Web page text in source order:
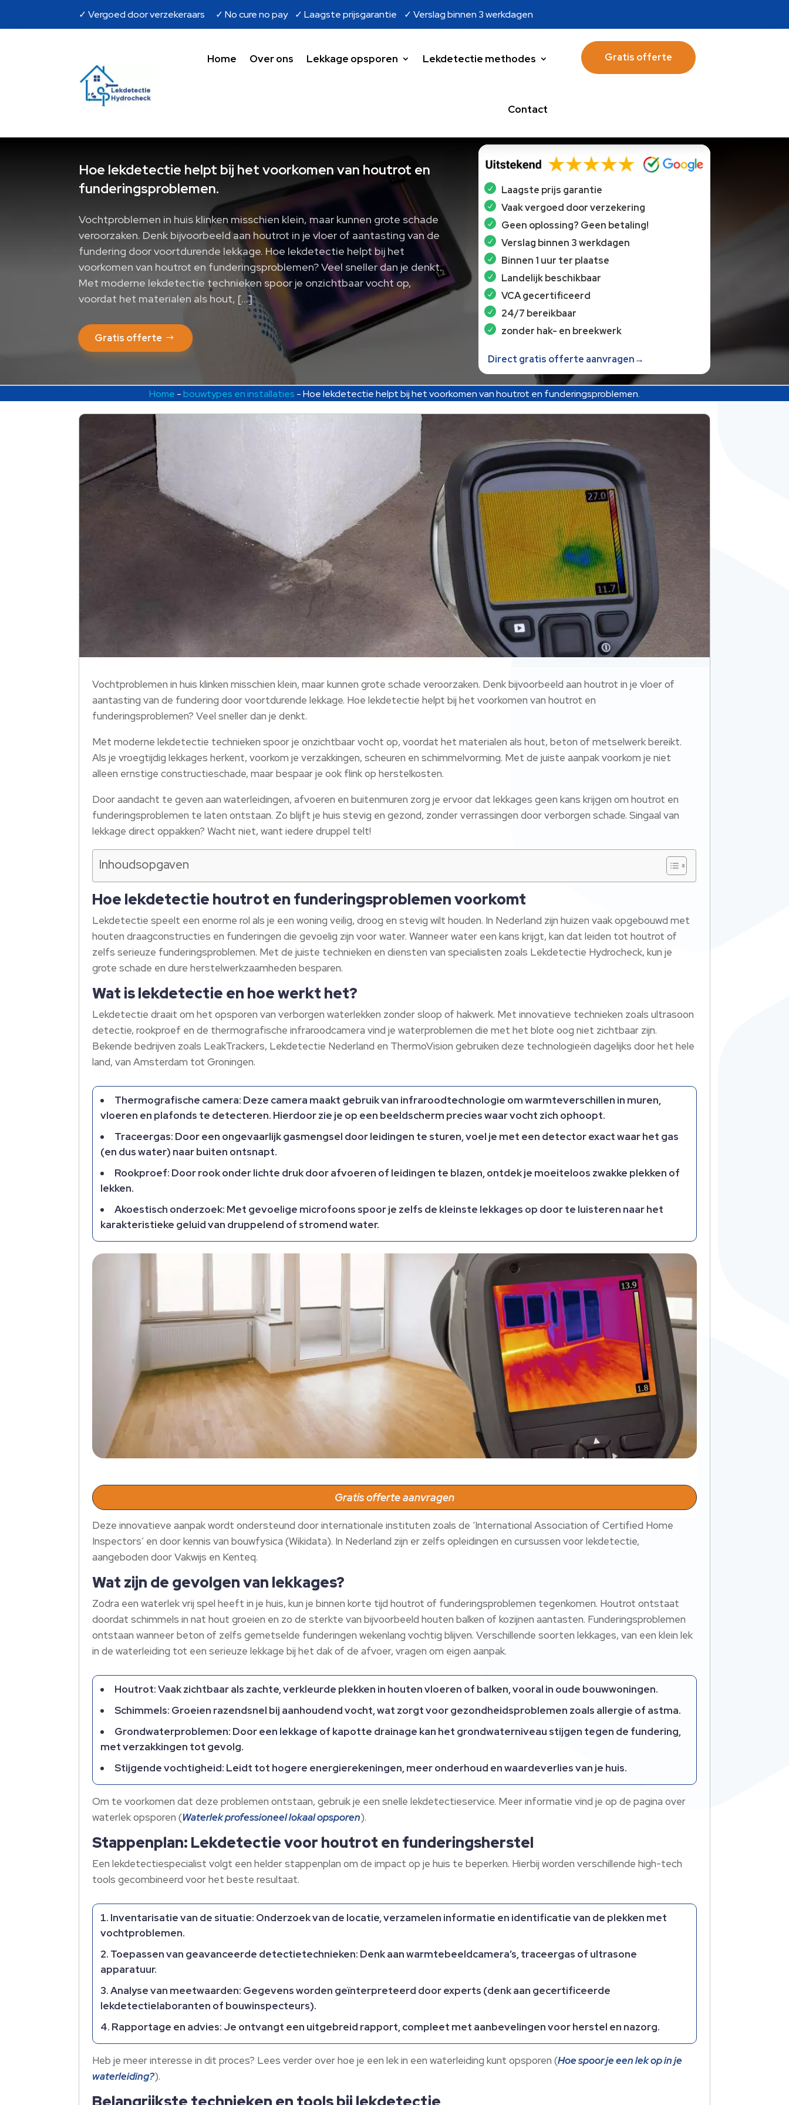
✓ Vergoed door verzekeraars ✓ No cure no pay ✓ Laagste prijsgarantie ✓ Verslag binnen 3 werkdagen
Home Over ons Lekkage opsporen Lekdetectie methodes
Contact
Gratis offerte
Hoe lekdetectie helpt bij het voorkomen van houtrot en
funderingsproblemen.
Vochtproblemen in huis klinken misschien klein, maar kunnen grote schade
veroorzaken. Denk bijvoorbeeld aan houtrot in je vloer of aantasting van de
fundering door voortdurende lekkage. Hoe lekdetectie helpt bij het
voorkomen van houtrot en funderingsproblemen? Veel sneller dan je denkt.
Met moderne lekdetectie technieken spoor je onzichtbaar vocht op,
voordat het materialen als hout, […]
Gratis offerte
Laagste prijs garantie
Vaak vergoed door verzekering
Geen oplossing? Geen betaling!
Verslag binnen 3 werkdagen
Binnen 1 uur ter plaatse
Landelijk beschikbaar
VCA gecertificeerd
24/7 bereikbaar
zonder hak- en breekwerk
Direct gratis offerte aanvragen→
Home -bouwtypes en installaties -Hoe lekdetectie helpt bij het voorkomen van houtrot en funderingsproblemen.
Vochtproblemen in huis klinken misschien klein, maar kunnen grote schade veroorzaken. Denk bijvoorbeeld aan houtrot in je vloer of
aantasting van de fundering door voortdurende lekkage. Hoe lekdetectie helpt bij het voorkomen van houtrot en
funderingsproblemen? Veel sneller dan je denkt.
Met moderne lekdetectie technieken spoor je onzichtbaar vocht op, voordat het materialen als hout, beton of metselwerk bereikt.
Als je vroegtijdig lekkages herkent, voorkom je verzakkingen, scheuren en schimmelvorming. Met de juiste aanpak voorkom je niet
alleen ernstige constructieschade, maar bespaar je ook flink op herstelkosten.
Door aandacht te geven aan waterleidingen, afvoeren en buitenmuren zorg je ervoor dat lekkages geen kans krijgen om houtrot en
funderingsproblemen te laten ontstaan. Zo blijft je huis stevig en gezond, zonder verrassingen door verborgen schade. Singaal van
lekkage direct oppakken? Wacht niet, want iedere druppel telt!
Inhoudsopgaven
Hoe lekdetectie houtrot en funderingsproblemen voorkomt
Lekdetectie speelt een enorme rol als je een woning veilig, droog en stevig wilt houden. In Nederland zijn huizen vaak opgebouwd met
houten draagconstructies en funderingen die gevoelig zijn voor water. Wanneer water een kans krijgt, kan dat leiden tot houtrot of
zelfs serieuze funderingsproblemen. Met de juiste technieken en diensten van specialisten zoals Lekdetectie Hydrocheck, kun je
grote schade en dure herstelwerkzaamheden besparen.
Wat is lekdetectie en hoe werkt het?
Lekdetectie draait om het opsporen van verborgen waterlekken zonder sloop of hakwerk. Met innovatieve technieken zoals ultrasoon
detectie, rookproef en de thermografische infraroodcamera vind je waterproblemen die met het blote oog niet zichtbaar zijn.
Bekende bedrijven zoals LeakTrackers, Lekdetectie Nederland en ThermoVision gebruiken deze technologieën dagelijks door het hele
land, van Amsterdam tot Groningen.
Thermografische camera: Deze camera maakt gebruik van infraroodtechnologie om warmteverschillen in muren,
vloeren en plafonds te detecteren. Hierdoor zie je op een beeldscherm precies waar vocht zich ophoopt.
Traceergas: Door een ongevaarlijk gasmengsel door leidingen te sturen, voel je met een detector exact waar het gas
(en dus water) naar buiten ontsnapt.
Rookproef: Door rook onder lichte druk door afvoeren of leidingen te blazen, ontdek je moeiteloos zwakke plekken of
lekken.
Akoestisch onderzoek: Met gevoelige microfoons spoor je zelfs de kleinste lekkages op door te luisteren naar het
karakteristieke geluid van druppelend of stromend water.
Gratis offerte aanvragen
Deze innovatieve aanpak wordt ondersteund door internationale instituten zoals de ‘International Association of Certified Home
Inspectors’ en door kennis van bouwfysica (Wikidata). In Nederland zijn er zelfs opleidingen en cursussen voor lekdetectie,
aangeboden door Vakwijs en Kenteq.
Wat zijn de gevolgen van lekkages?
Zodra een waterlek vrij spel heeft in je huis, kun je binnen korte tijd houtrot of funderingsproblemen tegenkomen. Houtrot ontstaat
doordat schimmels in nat hout groeien en zo de sterkte van bijvoorbeeld houten balken of kozijnen aantasten. Funderingsproblemen
ontstaan wanneer beton of zelfs gemetselde funderingen wekenlang vochtig blijven. Verschillende soorten lekkages, van een klein lek
in de waterleiding tot een serieuze lekkage bij het dak of de afvoer, vragen om eigen aanpak.
Houtrot: Vaak zichtbaar als zachte, verkleurde plekken in houten vloeren of balken, vooral in oude bouwwoningen.
Schimmels: Groeien razendsnel bij aanhoudend vocht, wat zorgt voor gezondheidsproblemen zoals allergie of astma.
Grondwaterproblemen: Door een lekkage of kapotte drainage kan het grondwaterniveau stijgen tegen de fundering,
met verzakkingen tot gevolg.
Stijgende vochtigheid: Leidt tot hogere energierekeningen, meer onderhoud en waardeverlies van je huis.
Om te voorkomen dat deze problemen ontstaan, gebruik je een snelle lekdetectieservice. Meer informatie vind je op de pagina over
waterlek opsporen (Waterlek professioneel lokaal opsporen).
Stappenplan: Lekdetectie voor houtrot en funderingsherstel
Een lekdetectiespecialist volgt een helder stappenplan om de impact op je huis te beperken. Hierbij worden verschillende high-tech
tools gecombineerd voor het beste resultaat.
Inventarisatie van de situatie: Onderzoek van de locatie, verzamelen informatie en identificatie van de plekken met
vochtproblemen.
Toepassen van geavanceerde detectietechnieken: Denk aan warmtebeeldcamera’s, traceergas of ultrasone
apparatuur.
Analyse van meetwaarden: Gegevens worden geïnterpreteerd door experts (denk aan gecertificeerde
lekdetectielaboranten of bouwinspecteurs).
Rapportage en advies: Je ontvangt een uitgebreid rapport, compleet met aanbevelingen voor herstel en nazorg.
Heb je meer interesse in dit proces? Lees verder over hoe je een lek in een waterleiding kunt opsporen (Hoe spoor je een lek op in je
waterleiding?).